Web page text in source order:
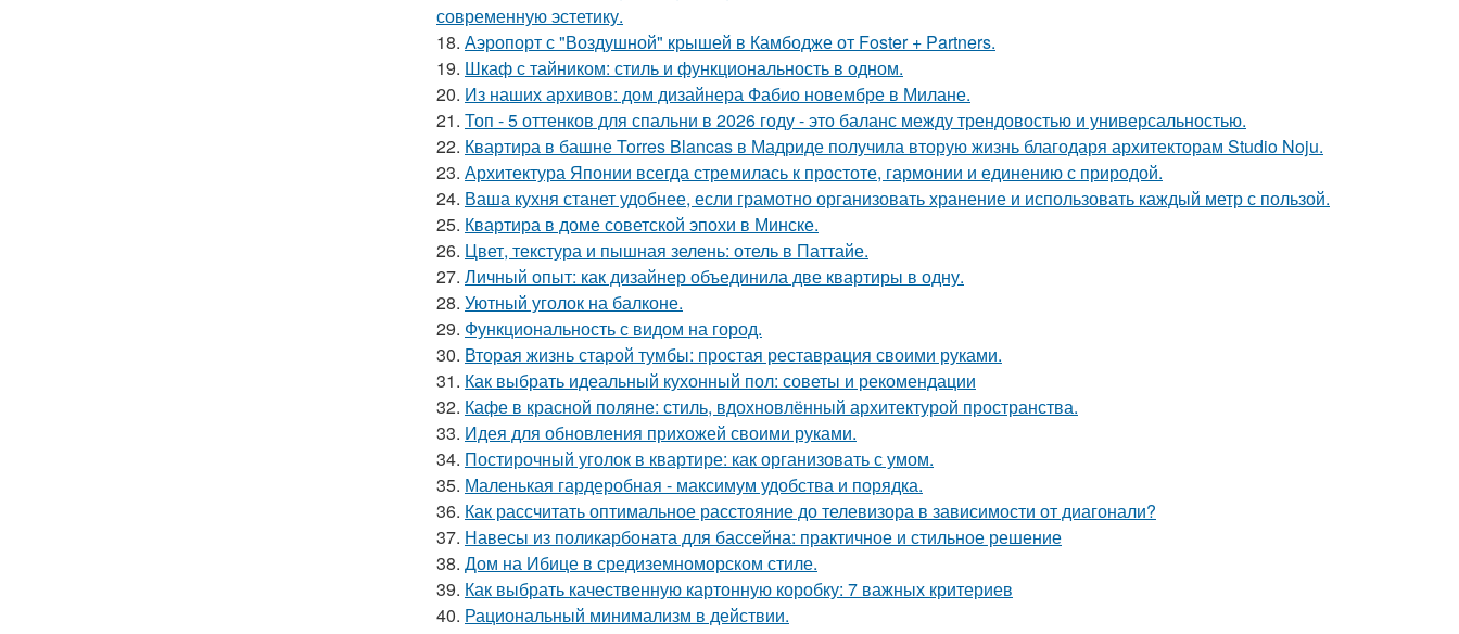
современную эстетику.
18. Аэропорт с "Воздушной" крышей в Камбодже от Foster + Partners.
19. Шкаф с тайником: стиль и функциональность в одном.
20. Из наших архивов: дом дизайнера Фабио новембре в Милане.
21. Топ - 5 оттенков для спальни в 2026 году - это баланс между трендовостью и универсальностью.
22. Квартира в башне Torres Blancas в Мадриде получила вторую жизнь благодаря архитекторам Studio Noju.
23. Архитектура Японии всегда стремилась к простоте, гармонии и единению с природой.
24. Ваша кухня станет удобнее, если грамотно организовать хранение и использовать каждый метр с пользой.
25. Квартира в доме советской эпохи в Минске.
26. Цвет, текстура и пышная зелень: отель в Паттайе.
27. Личный опыт: как дизайнер объединила две квартиры в одну.
28. Уютный уголок на балконе.
29. Функциональность с видом на город.
30. Вторая жизнь старой тумбы: простая реставрация своими руками.
31. Как выбрать идеальный кухонный пол: советы и рекомендации
32. Кафе в красной поляне: стиль, вдохновлённый архитектурой пространства.
33. Идея для обновления прихожей своими руками.
34. Постирочный уголок в квартире: как организовать с умом.
35. Маленькая гардеробная - максимум удобства и порядка.
36. Как рассчитать оптимальное расстояние до телевизора в зависимости от диагонали?
37. Навесы из поликарбоната для бассейна: практичное и стильное решение
38. Дом на Ибице в средиземноморском стиле.
39. Как выбрать качественную картонную коробку: 7 важных критериев
40. Рациональный минимализм в действии.